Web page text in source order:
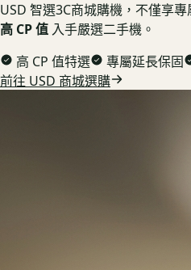
USD 智選3C商城購機，不僅享專
高 CP 值 入手嚴選二手機。
高 CP 值特選
專屬延長保固
前往 USD 商城選購